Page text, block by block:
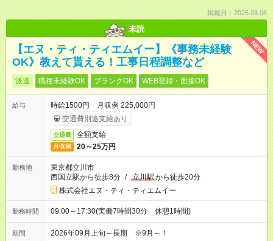
掲載日：2026.08.06
未読
NEW
【エヌ・ティ・ティエムイー】《事務未経験
OK》教えて貰える！工事日程調整など
派遣 職種未経験OK ブランクOK WEB登録・面接OK
給与
時給1500円 月収例 225,000円
交通費別途支給あり
交通費 全額支給
月収例 20～25万円
勤務地
東京都立川市
西国立駅から徒歩8分 / 立川駅から徒歩20分
株式会社エヌ・ティ・ティエムイー
勤務時間 09:00～17:30(実働7時間30分 休憩1時間)
期間 2026年09月上旬～長期 ※9月～！